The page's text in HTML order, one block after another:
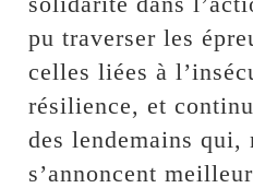
pu traverser les
celles liées à
résilience, et
des lendemains qui,
s’annoncent